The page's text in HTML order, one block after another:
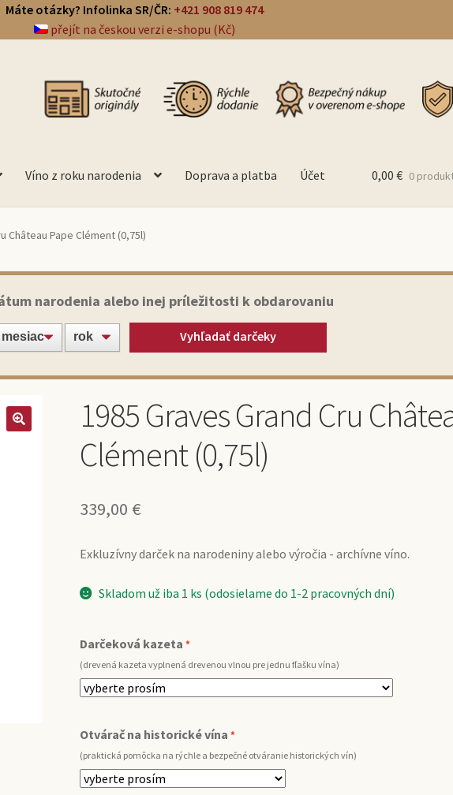
Máte otázky? Infolinka SR/ČR: +421 908 819 474
přejít na českou verzi e-shopu (Kč)
Víno z roku narodenia Doprava a platba Účet 0,00 € 0
Château Pape Clément (0,75l)
narodenia alebo inej príležitosti k obdarovaniu
Vyhľadať darčeky
1985 Graves Grand Cru
Clément (0,75l)
339,00 €
Exkluzívny darček na narodeniny alebo výročia - archívne víno.
Skladom už iba 1 ks (odosielame do 1-2 pracovných dní)
Darčeková kazeta *
(drevená kazeta vyplnená drevenou vlnou pre jednu fľašku vína)
Otvárač na historické vína *
(praktická pomôcka na rýchle a bezpečné otváranie historických vín)